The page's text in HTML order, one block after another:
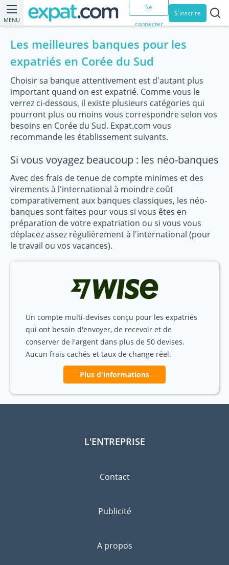
MENU
Se
connecter
S'inscrire
Les meilleures banques pour les
expatriés en Corée du Sud
Choisir sa banque attentivement est d'autant plus
important quand on est expatrié. Comme vous le
verrez ci-dessous, il existe plusieurs catégories qui
pourront plus ou moins vous correspondre selon vos
besoins en Corée du Sud. Expat.com vous
recommande les établissement suivants.
Si vous voyagez beaucoup : les néo-banques
Avec des frais de tenue de compte minimes et des
virements à l'international à moindre coût
comparativement aux banques classiques, les néo-
banques sont faites pour vous si vous êtes en
préparation de votre expatriation ou si vous vous
déplacez assez régulièrement à l'international (pour
le travail ou vos vacances).
Un compte multi-devises conçu pour les expatriés
qui ont besoin d'envoyer, de recevoir et de
conserver de l'argent dans plus de 50 devises.
Aucun frais cachés et taux de change réel.
Plus d'informations
L'ENTREPRISE
Contact
Publicité
A propos